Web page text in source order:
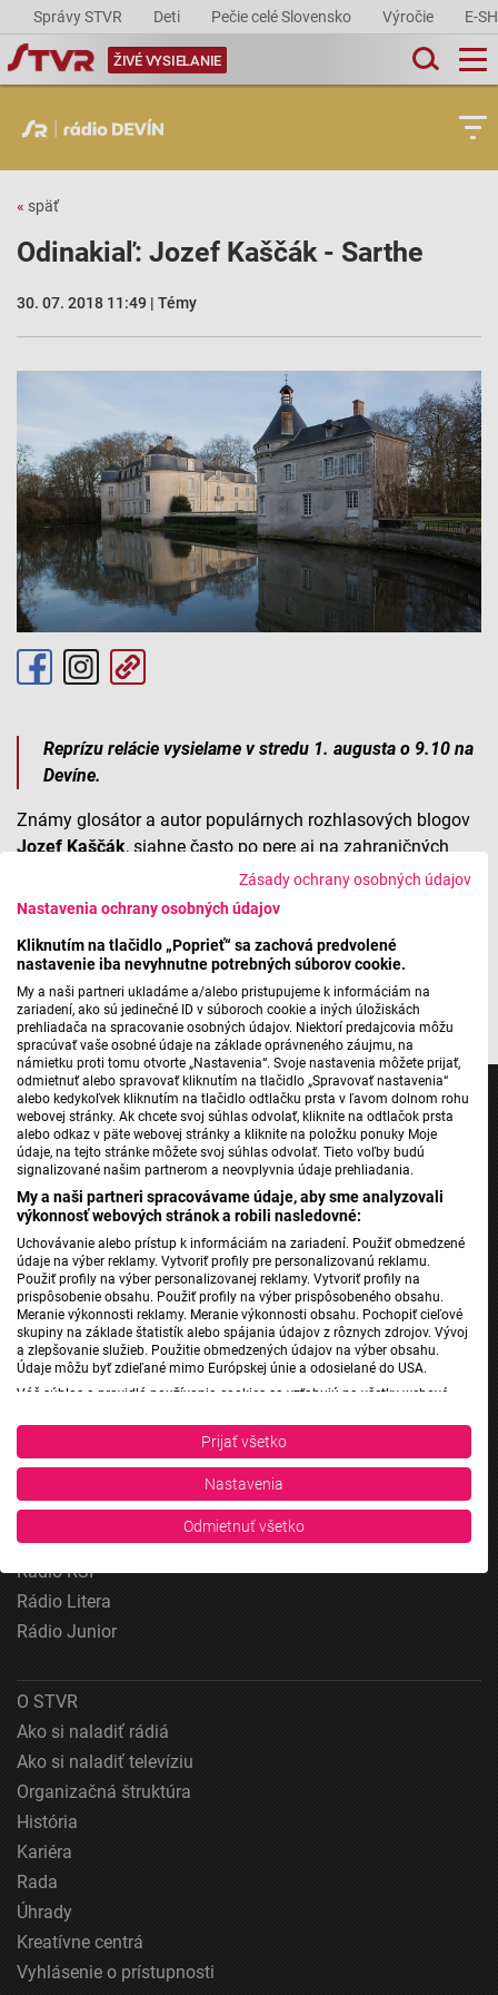
Zásady ochrany osobných údajov
Nastavenia ochrany osobných údajov
Kliknutím na tlačidlo „Poprieť“ sa zachová predvolené
nastavenie iba nevyhnutne potrebných súborov cookie.
My a naši partneri ukladáme a/alebo pristupujeme k informáciám na
zariadení, ako sú jedinečné ID v súboroch cookie a iných úložiskách
prehliadača na spracovanie osobných údajov. Niektorí predajcovia môžu
spracúvať vaše osobné údaje na základe oprávneného záujmu, na
námietku proti tomu otvorte „Nastavenia“. Svoje nastavenia môžete prijať,
odmietnuť alebo spravovať kliknutím na tlačidlo „Spravovať nastavenia“
alebo kedykoľvek kliknutím na tlačidlo odtlačku prsta v ľavom dolnom rohu
webovej stránky. Ak chcete svoj súhlas odvolať, kliknite na odtlačok prsta
alebo odkaz v päte webovej stránky a kliknite na položku ponuky Moje
údaje, na tejto stránke môžete svoj súhlas odvolať. Tieto voľby budú
signalizované našim partnerom a neovplyvnia údaje prehliadania.
My a naši partneri spracovávame údaje, aby sme analyzovali
výkonnosť webových stránok a robili nasledovné:
Uchovávanie alebo prístup k informáciám na zariadení. Použiť obmedzené
údaje na výber reklamy. Vytvoriť profily pre personalizovanú reklamu.
Použiť profily na výber personalizovanej reklamy. Vytvoriť profily na
prispôsobenie obsahu. Použiť profily na výber prispôsobeného obsahu.
Meranie výkonnosti reklamy. Meranie výkonnosti obsahu. Pochopiť cieľové
skupiny na základe štatistík alebo spájania údajov z rôznych zdrojov. Vývoj
a zlepšovanie služieb. Použitie obmedzených údajov na výber obsahu.
Údaje môžu byť zdieľané mimo Európskej únie a odosielané do USA.
Váš súhlas a pravidlá používania cookies sa vzťahujú na všetky webové
Stred, Rádio Regina Západ, Rádio Patria, Rádio Devín, RTVS, Hudobné
pozdravy, Rádio Slovensko, RSI Francais, RSI English, RSI Slovensky, Rádio
Junior, RSI, Rádio Regina Východ, Rádio_FM, RSI Espanol, NEV.
Zobraziť zoznam partnerov (1 predajcovia IAB)
Vaše údaje používame na nasledujúce účely:
zariadení
Vytvoriť profily pre personalizovanú reklamu
Použiť profily na výber personalizovanej
reklamy
Vytvoriť profily na prispôsobenie obsahu
Použiť profily na výber prispôsobeného obsahu
Meranie výkonnosti obsahu
Pochopiť cieľové skupiny na základe štatistík
Prijať všetko
Nastavenia
Odmietnuť všetko
Správy STVR Deti Pečie celé Slovensko Výročie E-
ŽIVÉ VYSIELANIE
« späť
Odinakiaľ: Jozef Kaščák - Sarthe
30. 07. 2018 11:49 | Témy
Reprízu relácie vysielame v stredu 1. augusta o 9.10 na
Devíne.
Známy glosátor a autor populárnych rozhlasových blogov
Jozef Kaščák, siahne často po pere aj na zahraničných
cestách. Jednou z jeho lások je Francúzsko, konkrétnejšie
regiónSarthe. Poznávať skrytú krásu nenápadného
Kurica vás pozývame v stredu o 9.10.
Foto: Pixabay fotobanka
Jednotka
Dvojka
24
Šport
Správy STVR
Podcasty
Mobilné aplikácie
Rádio Slovensko
Rádio Regina
Rádio_FM
Patria
Rádio RSI
Rádio Litera
Rádio Junior
O STVR
Ako si naladiť rádiá
Ako si naladiť televíziu
Organizačná štruktúra
História
Kariéra
Rada
Úhrady
Kreatívne centrá
Vyhlásenie o prístupnosti